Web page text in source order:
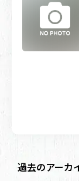
過去のアーカ